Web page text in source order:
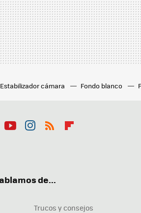
Estabilizador cámara Fondo blanco
de...
Trucos y consejos